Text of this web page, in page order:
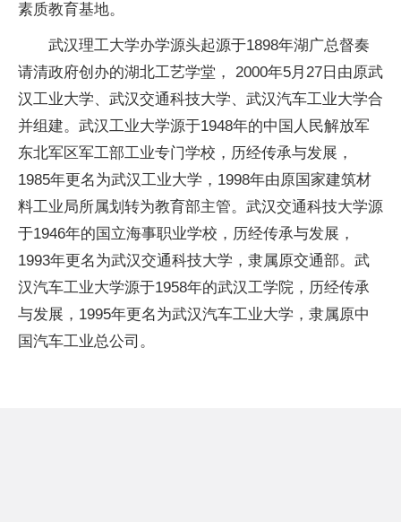
素质教育基地。
武汉理工大学办学源头起源于1898年湖广总督奏
请清政府创办的湖北工艺学堂， 2000年5月27日由原武
汉工业大学、武汉交通科技大学、武汉汽车工业大学合
并组建。武汉工业大学源于1948年的中国人民解放军
东北军区军工部工业专门学校，历经传承与发展，
1985年更名为武汉工业大学，1998年由原国家建筑材
料工业局所属划转为教育部主管。武汉交通科技大学源
于1946年的国立海事职业学校，历经传承与发展，
1993年更名为武汉交通科技大学，隶属原交通部。武
汉汽车工业大学源于1958年的武汉工学院，历经传承
与发展，1995年更名为武汉汽车工业大学，隶属原中
国汽车工业总公司。